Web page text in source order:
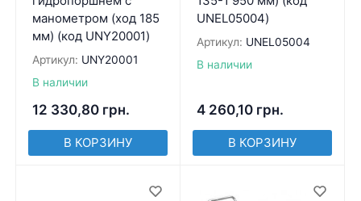
манометром (ход 185
мм) (код UNY20001)
Артикул: UNY20001
В наличии
12 330,80 грн.
В КОРЗИНУ
UNEL05004)
Артикул: UNEL05004
В наличии
4 260,10 грн.
В КОРЗИНУ